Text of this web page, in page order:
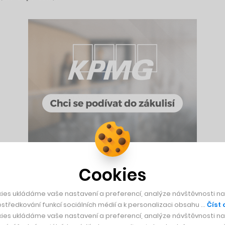
dat získaných na základě chování a interakcí
agentury, inzerenti a podobně). Nejvíce aktivní je
Roberta Farazina aktuálně měří více než 15 milionů
Cookies
ukládáme vaše nastavení a preferencí, analýze návštěvnosti
funkcí sociálních médií a k personalizaci obsahu … Číst
ukládáme vaše nastavení a preferencí, analýze návštěvnosti